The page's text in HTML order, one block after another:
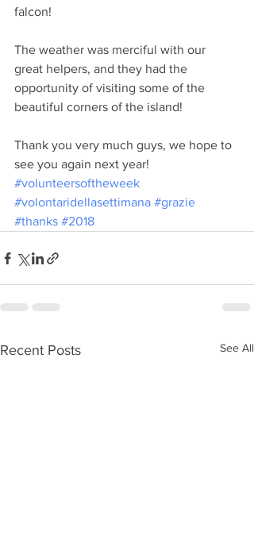
falcon!
The weather was merciful with our
great helpers, and they had the
opportunity of visiting some of the
beautiful corners of the island!
Thank you very much guys, we hope to
see you again next year!
#volunteersoftheweek
#volontaridellasettimana #grazie
#thanks #2018
Recent Posts See All